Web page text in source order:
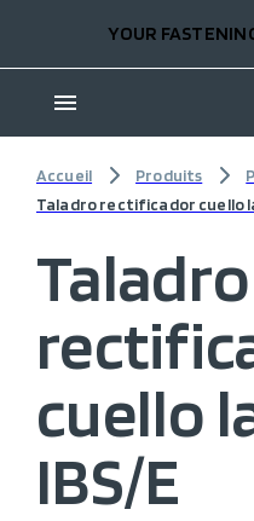
YOUR
Accueil Produits
Taladro rectificador cuello
Taladro
cuello
IBS/E